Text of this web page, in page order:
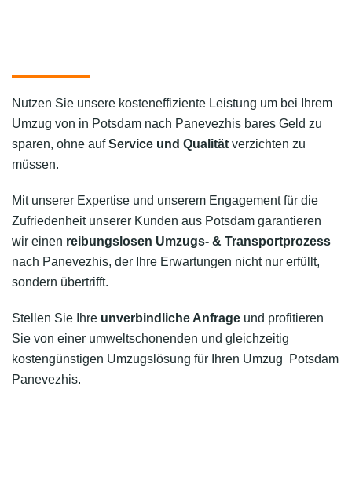
Nutzen Sie unsere kosteneffiziente Leistung um bei Ihrem
Umzug von in Potsdam nach Panevezhis bares Geld zu
sparen, ohne aufService und Qualität verzichten zu
müssen.
Mit unserer Expertise und unserem Engagement für die
Zufriedenheit unserer Kunden aus Potsdam garantieren
wir einen reibungslosen Umzugs- & Transportprozess
nach Panevezhis, der Ihre Erwartungen nicht nur erfüllt,
sondern übertrifft.
Stellen Sie Ihre unverbindliche Anfrage und profitieren
Sie von einer umweltschonenden und gleichzeitig
kostengünstigen Umzugslösung für Ihren Umzug Potsdam
Panevezhis.